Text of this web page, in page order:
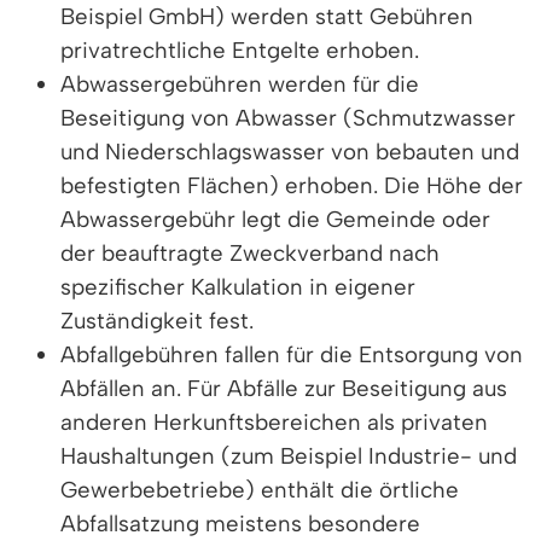
Beispiel GmbH) werden statt Gebühren
privatrechtliche Entgelte erhoben.
Abwassergebühren werden für die
Beseitigung von Abwasser (Schmutzwasser
und Niederschlagswasser von bebauten und
befestigten Flächen) erhoben. Die Höhe der
Abwassergebühr legt die Gemeinde oder
der beauftragte Zweckverband nach
spezifischer Kalkulation in eigener
Zuständigkeit fest.
Abfallgebühren fallen für die Entsorgung von
Abfällen an. Für Abfälle zur Beseitigung aus
anderen Herkunftsbereichen als privaten
Haushaltungen (zum Beispiel Industrie- und
Gewerbebetriebe) enthält die örtliche
Abfallsatzung meistens besondere